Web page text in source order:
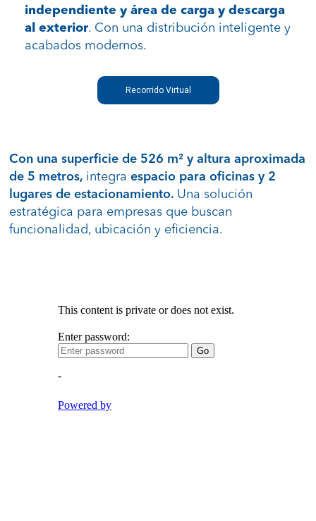
independiente y área de carga y descarga
al exterior. Con una distribución inteligente y
acabados modernos.
Recorrido Virtual
Con una superficie de 526 m² y altura aproximada
de 5 metros, integra espacio para oficinas y 2
lugares de estacionamiento. Una solución
estratégica para empresas que buscan
funcionalidad, ubicación y eficiencia.